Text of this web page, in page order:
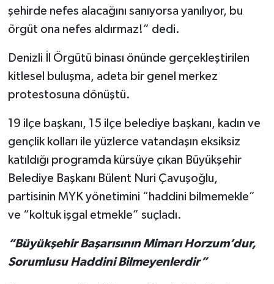
şehirde nefes alacağını sanıyorsa yanılıyor, bu
örgüt ona nefes aldırmaz!” dedi.
Denizli İl Örgütü binası önünde gerçekleştirilen
kitlesel buluşma, adeta bir genel merkez
protestosuna dönüştü.
19 ilçe başkanı, 15 ilçe belediye başkanı, kadın ve
gençlik kolları ile yüzlerce vatandaşın eksiksiz
katıldığı programda kürsüye çıkan Büyükşehir
Belediye Başkanı Bülent Nuri Çavuşoğlu,
partisinin MYK yönetimini “haddini bilmemekle”
ve “koltuk işgal etmekle” suçladı.
“Büyükşehir Başarısının Mimarı Horzum’dur,
Sorumlusu Haddini Bilmeyenlerdir”